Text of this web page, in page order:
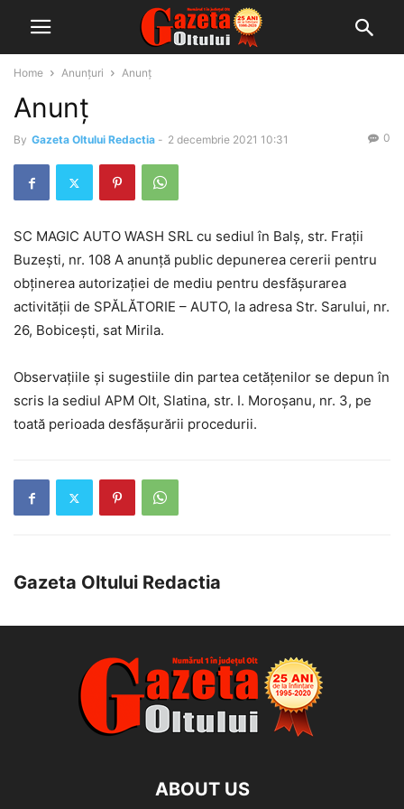
Home Anunțuri Anunț
Anunț
By Gazeta Oltului Redactia - 2 decembrie 2021 10:31 0
SC MAGIC AUTO WASH SRL cu sediul în Balș, str. Frații
Buzești, nr. 108 A anunță public depunerea cererii pentru
obținerea autorizației de mediu pentru desfășurarea
activității de SPĂLĂTORIE – AUTO, la adresa Str. Sarului, nr.
26, Bobicești, sat Mirila.
Observațiile și sugestiile din partea cetățenilor se depun în
scris la sediul APM Olt, Slatina, str. I. Moroșanu, nr. 3, pe
toată perioada desfășurării procedurii.
Gazeta Oltului Redactia
ABOUT US